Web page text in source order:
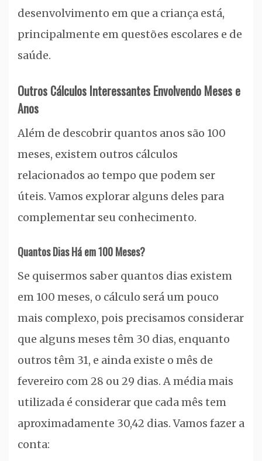
desenvolvimento em que a criança está,
principalmente em questões escolares e de
saúde.
Outros Cálculos Interessantes Envolvendo Meses e
Anos
Além de descobrir quantos anos são 100
meses, existem outros cálculos
relacionados ao tempo que podem ser
úteis. Vamos explorar alguns deles para
complementar seu conhecimento.
Quantos Dias Há em 100 Meses?
Se quisermos saber quantos dias existem
em 100 meses, o cálculo será um pouco
mais complexo, pois precisamos considerar
que alguns meses têm 30 dias, enquanto
outros têm 31, e ainda existe o mês de
fevereiro com 28 ou 29 dias. A média mais
utilizada é considerar que cada mês tem
aproximadamente 30,42 dias. Vamos fazer a
conta: